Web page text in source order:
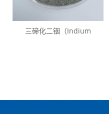
三碲化二铟（Indium